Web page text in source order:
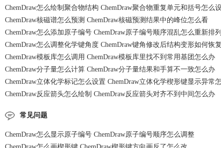
ChemDraw怎么绘制聚合物结构 ChemDraw聚合物重复单元和括号怎么
ChemDraw核磁谱怎么预测 ChemDraw核磁预测结果中的峰位怎么看
ChemDraw怎么添加原子编号 ChemDraw原子编号顺序混乱怎么重新排列
ChemDraw怎么调整化学键角度 ChemDraw键角修改后结构变形如何恢复
ChemDraw模板库怎么调用 ChemDraw模板库里找不到常用基团怎么办
ChemDraw分子量怎么计算 ChemDraw分子量结果和手算不一致怎么办
ChemDraw立体化学标记怎么设置 ChemDraw立体化学楔形键显示异常
ChemDraw反应箭头怎么绘制 ChemDraw反应箭头对齐不到中间怎么办
常见问题
ChemDraw怎么显示原子编号 ChemDraw原子编号顺序怎么调整